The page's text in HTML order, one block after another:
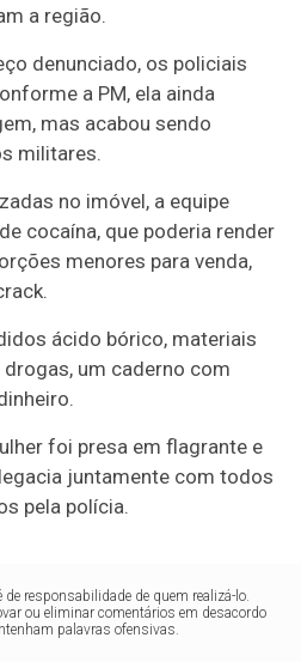
a região.
denunciado, os policiais
a PM, ela ainda
mas acabou sendo
militares.
no imóvel, a equipe
cocaína, que poderia render
menores para venda,
ácido bórico, materiais
um caderno com
foi presa em flagrante e
juntamente com todos
pela polícia.
responsabilidade de quem realizá-lo.
ou eliminar comentários em desacordo
palavras ofensivas.